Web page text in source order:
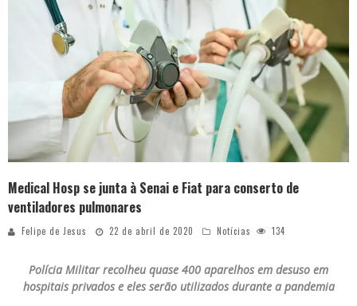
Medical Hosp se junta à Senai e Fiat para conserto de
ventiladores pulmonares
Felipe de Jesus 22 de abril de 2020 Notícias 134
Polícia Militar recolheu quase 400 aparelhos em desuso em
hospitais privados e eles serão utilizados durante a pandemia